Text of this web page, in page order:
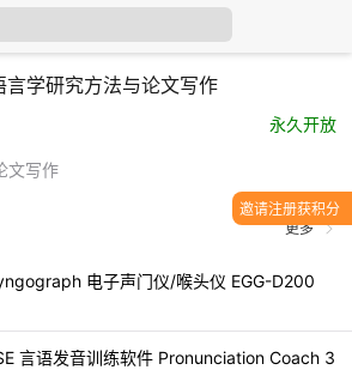
言学研究方法与论文写作
永久开放
文写作
更多
电子声门仪/喉头仪 EGG-D200
言语发音训练软件 Pronunciation Coach 3
邀请注册获积分